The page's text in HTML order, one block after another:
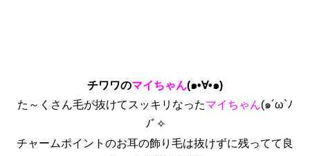
チワワのマイちゃん(๑•∀•๑)
た～くさん毛が抜けてスッキリなったマイちゃん(๑´ω`ﾉ
ﾉﾞ✧
チャームポイントのお耳の飾り毛は抜けずに残ってて良